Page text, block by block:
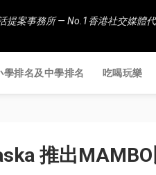
提案事務所 — No.1香港社交媒體
學排名及中學排名 吃喝玩樂
推出